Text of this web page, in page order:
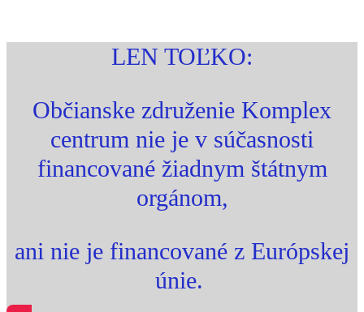
LEN TOĽKO:
Občianske združenie Komplex
centrum nie je v súčasnosti
financované žiadnym štátnym
orgánom,
ani nie je financované z Európskej
únie.